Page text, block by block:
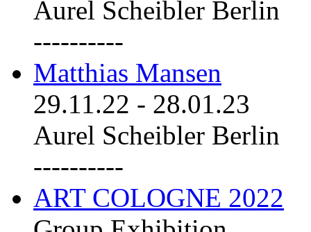
Aurel Scheibler Berlin
----------
Matthias Mansen
29.11.22 - 28.01.23
Aurel Scheibler Berlin
----------
ART COLOGNE 2022